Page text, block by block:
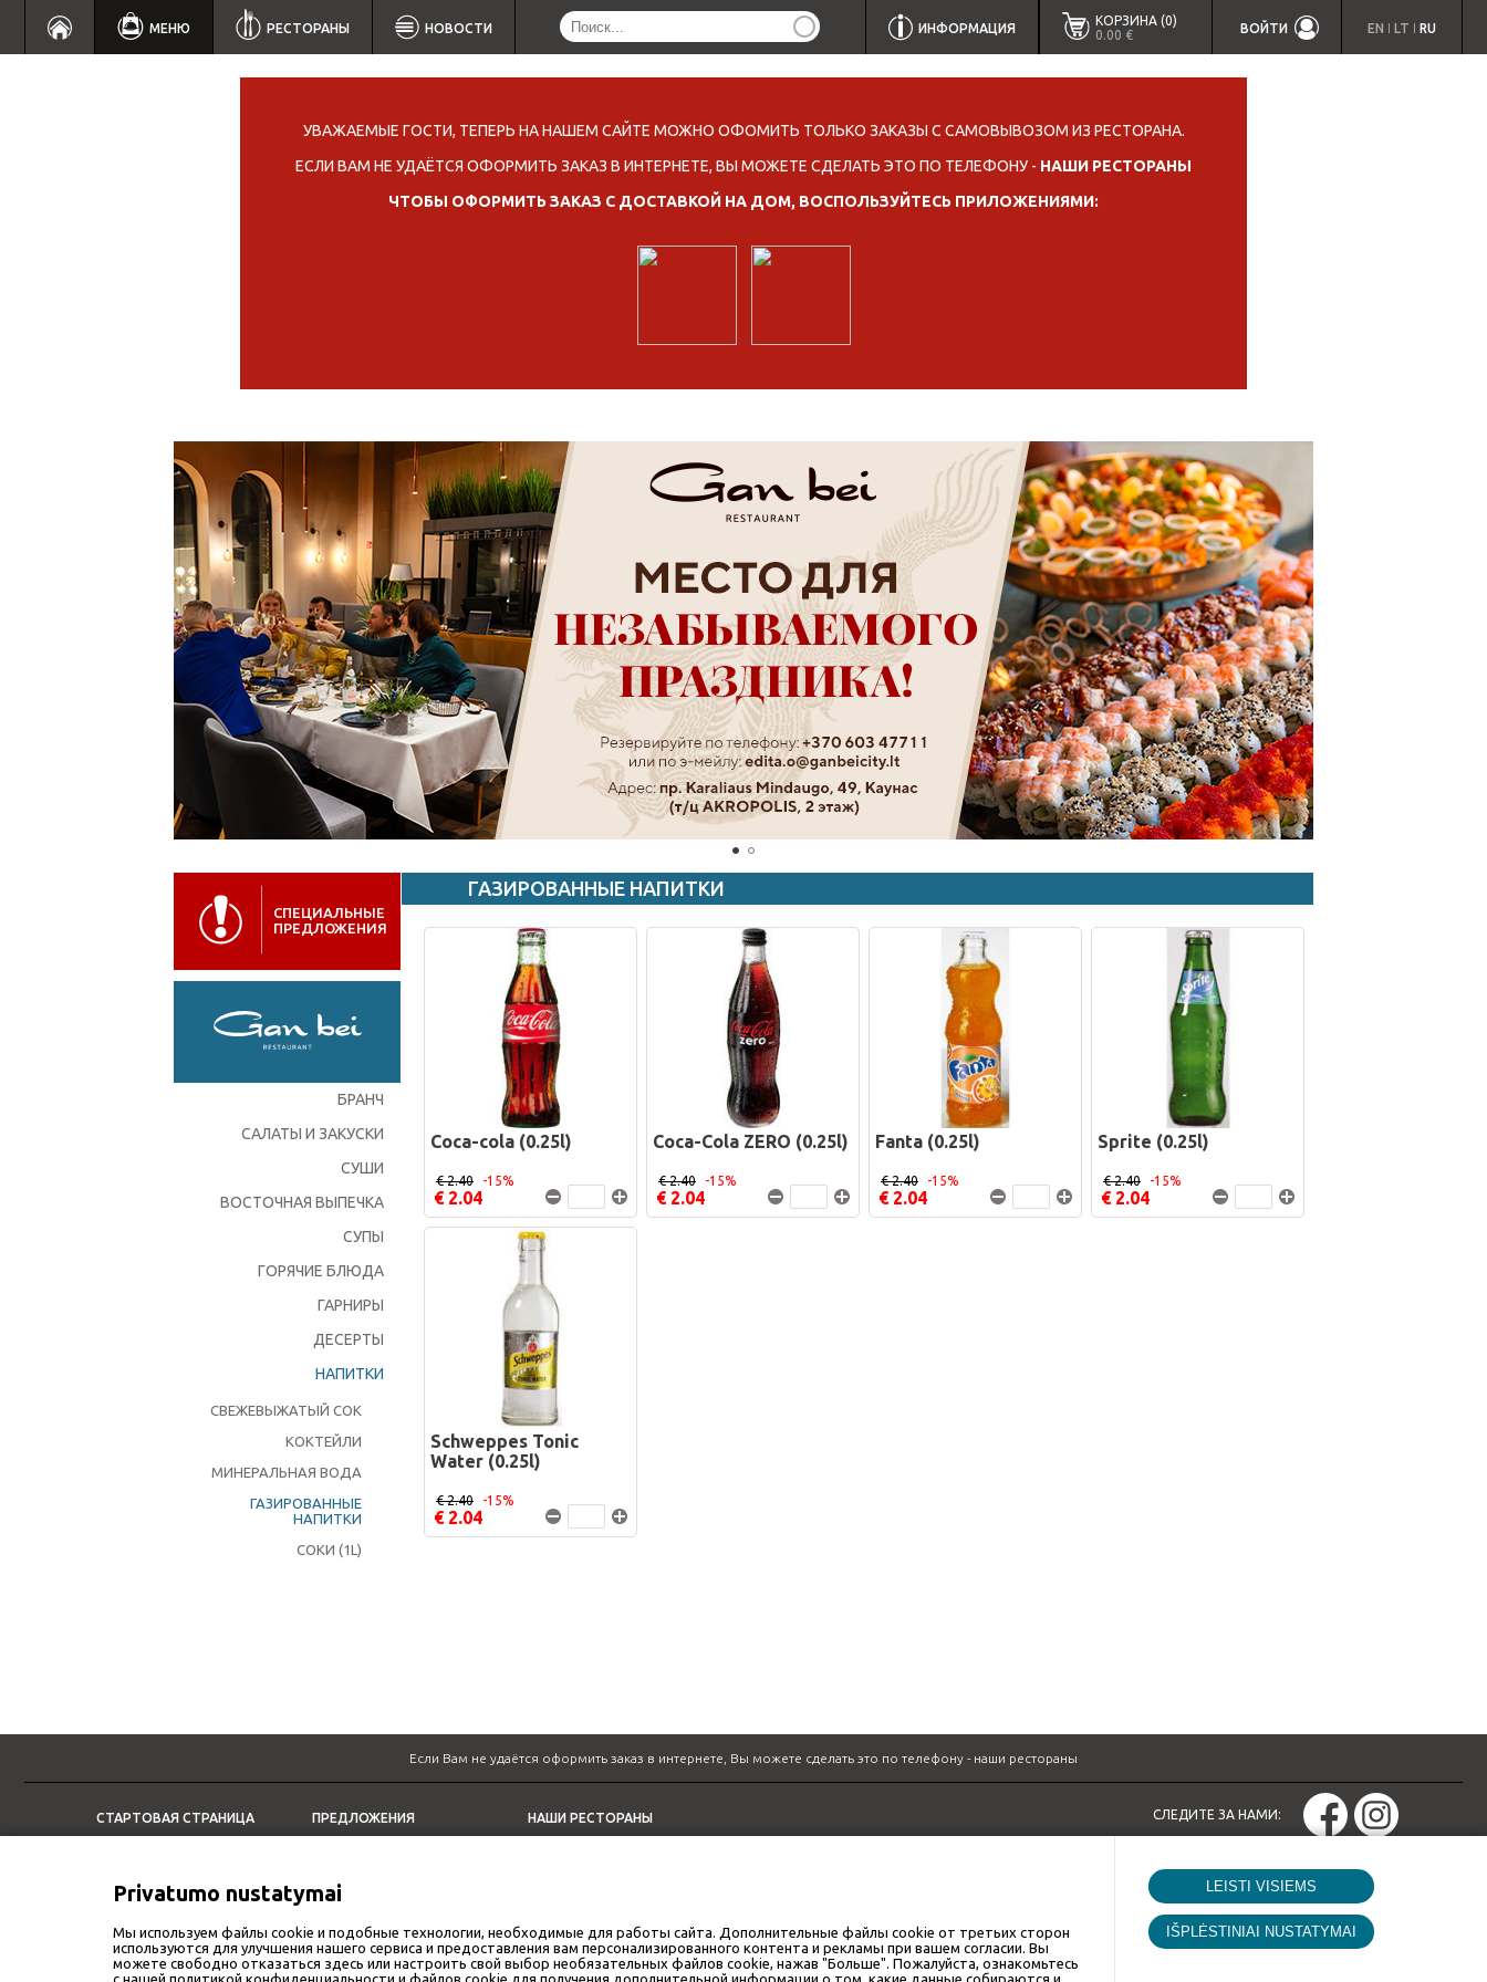
Privatumo nustatymai
Мы используем файлы cookie и подобные технологии, необходимые для работы сайта. Дополнительные файлы cookie от третьих сторон
используются для улучшения нашего сервиса и предоставления вам персонализированного контента и рекламы при вашем согласии. Вы
можете свободно отказаться здесь или настроить свой выбор необязательных файлов cookie, нажав "Больше". Пожалуйста, ознакомьтесь
с нашей политикой конфиденциальности и файлов cookie для получения дополнительной информации о том, какие данные собираются и
LEISTI VISIEMS
МЕНЮ РЕСТОРАНЫ НОВОСТИ ИНФОРМАЦИЯ
КОРЗИНА (0)
0.00 €
ВОЙТИ EN LT RU
УВАЖАЕМЫЕ ГОСТИ, ТЕПЕРЬ НА НАШЕМ САЙТЕ МОЖНО ОФОМИТЬ ТОЛЬКО ЗАКАЗЫ С САМОВЫВОЗОМ ИЗ РЕСТОРАНА.
ЕСЛИ ВАМ НЕ УДАЁТСЯ ОФОРМИТЬ ЗАКАЗ В ИНТЕРНЕТЕ, ВЫ МОЖЕТЕ СДЕЛАТЬ ЭТО ПО ТЕЛЕФОНУ - НАШИ РЕСТОРАНЫ
ЧТОБЫ ОФОРМИТЬ ЗАКАЗ С ДОСТАВКОЙ НА ДОМ, ВОСПОЛЬЗУЙТЕСЬ ПРИЛОЖЕНИЯМИ:
СПЕЦИАЛЬНЫЕ
ПРЕДЛОЖЕНИЯ
БРАНЧ
САЛАТЫ И ЗАКУСКИ
СУШИ
ВОСТОЧНАЯ ВЫПЕЧКА
СУПЫ
ГОРЯЧИЕ БЛЮДА
ГАРНИРЫ
ДЕСЕРТЫ
НАПИТКИ
СВЕЖЕВЫЖАТЫЙ СОК
КОКТЕЙЛИ
МИНЕРАЛЬНАЯ ВОДА
ГАЗИРОВАННЫЕ
НАПИТКИ
СОКИ (1L)
ГАЗИРОВАННЫЕ НАПИТКИ
Coca-cola (0.25l)
€ 2.04
€ 2.40 -15%
Coca-Cola ZERO (0.25l)
€ 2.04
€ 2.40 -15%
Fanta (0.25l)
€ 2.04
€ 2.40 -15%
Sprite (0.25l)
€ 2.04
€ 2.40 -15%
Schweppes Tonic
Water (0.25l)
€ 2.04
€ 2.40 -15%
Если Вам не удаётся оформить заказ в интернете, Вы можете сделать это по телефону - наши рестораны
СТАРТОВАЯ СТРАНИЦА
ИНФОРМАЦИЯ
ПРЕДЛОЖЕНИЯ
НАШИ РЕСТОРАНЫ
СЛЕДИТЕ ЗА НАМИ: